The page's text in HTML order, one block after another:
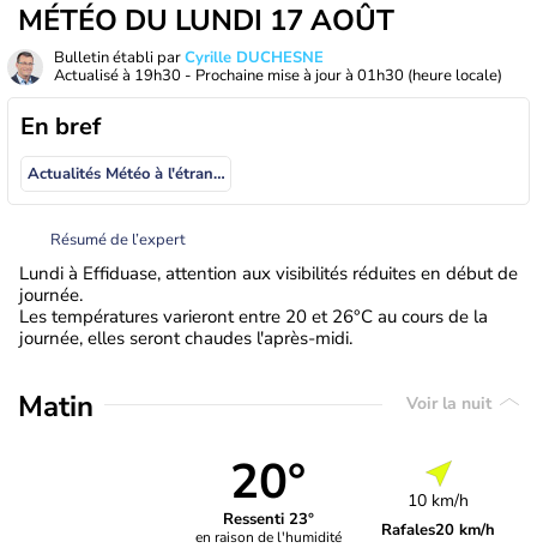
MÉTÉO DU LUNDI 17 AOÛT
Bulletin établi parCyrille DUCHESNE
Actualisé à 19h30 - Prochaine mise à jour à 01h30 (heure locale)
En bref
Actualités Météo à l'étranger
Résumé de l’expert
Lundi à Effiduase, attention aux visibilités réduites en début de
journée.
Les températures varieront entre 20 et 26°C au cours de la
journée, elles seront chaudes l'après-midi.
Matin Voir la nuit
20°
Ressenti 23°
en raison de l'humidité
10 km/h
Rafales20 km/h